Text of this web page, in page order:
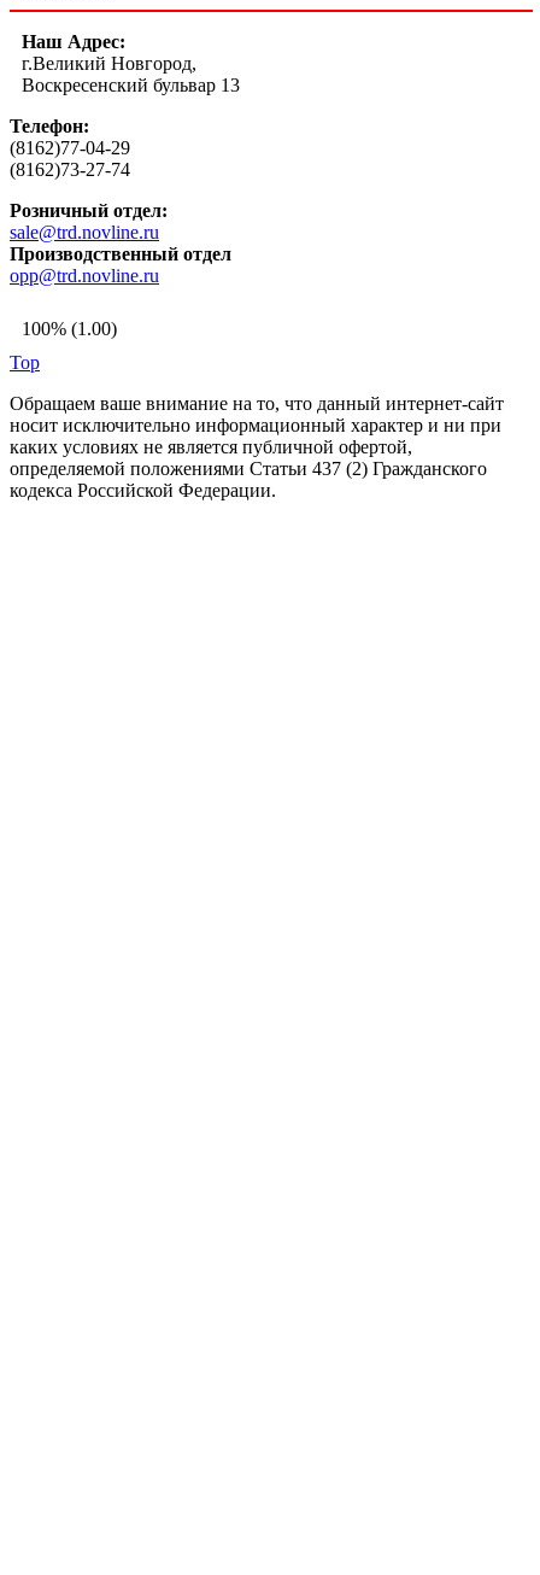
Наш Адрес:
г.Великий Новгород,
Воскресенский бульвар 13
Телефон:
(8162)77-04-29
(8162)73-27-74
Розничный отдел:
sale@trd.novline.ru
Производственный отдел
opp@trd.novline.ru
100% (1.00)
Top
Обращаем ваше внимание на то, что данный интернет-сайт
носит исключительно информационный характер и ни при
каких условиях не является публичной офертой,
определяемой положениями Статьи 437 (2) Гражданского
кодекса Российской Федерации.